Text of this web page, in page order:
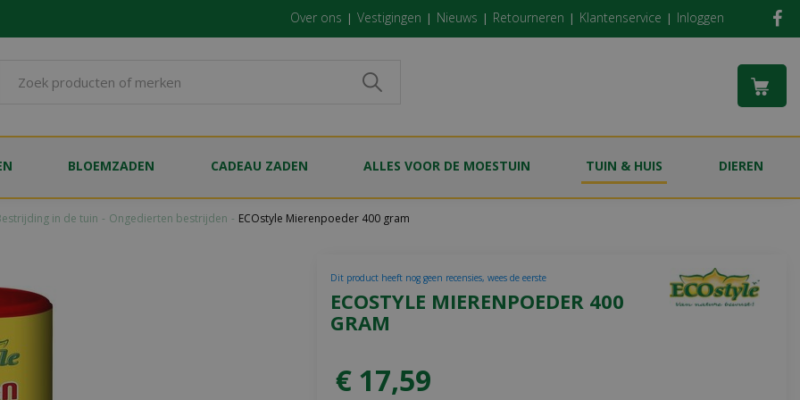
in de tuin Ongedierten bestrijden ECOstyle Mierenpoeder 400 gram
Over ons Vestigingen Nieuws Retourneren Klantenservice Inloggen
BLOEMZADEN CADEAU ZADEN ALLES VOOR DE MOESTUIN TUIN & HUIS DIEREN
ECOSTYLE MIERENPOEDER 400
GRAM
Dit product heeft nog geen recensies, wees de eerste
€ 17,59